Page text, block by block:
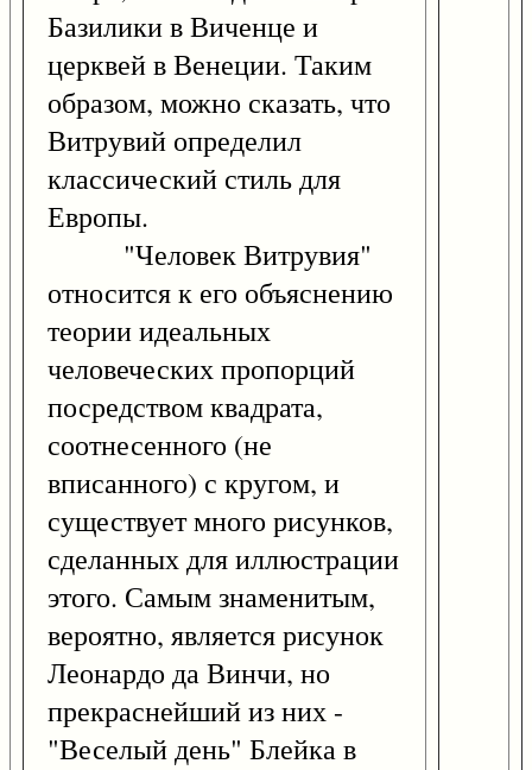
Базилики в Виченце и
церквей в Венеции. Таким
образом, можно сказать, что
Витрувий определил
классический стиль для
Европы.
"Человек Витрувия"
относится к его объяснению
теории идеальных
человеческих пропорций
посредством квадрата,
соотнесенного (не
вписанного) с кругом, и
существует много рисунков,
сделанных для иллюстрации
этого. Самым знаменитым,
вероятно, является рисунок
Леонардо да Винчи, но
прекраснейший из них -
"Веселый день" Блейка в